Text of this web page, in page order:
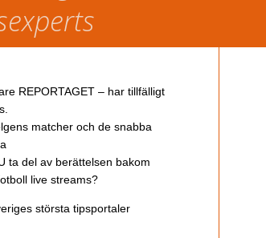
REPORTAGET – har tillfälligt
matcher och de snabba
ta del av berättelsen bakom
live streams?
största tipsportaler